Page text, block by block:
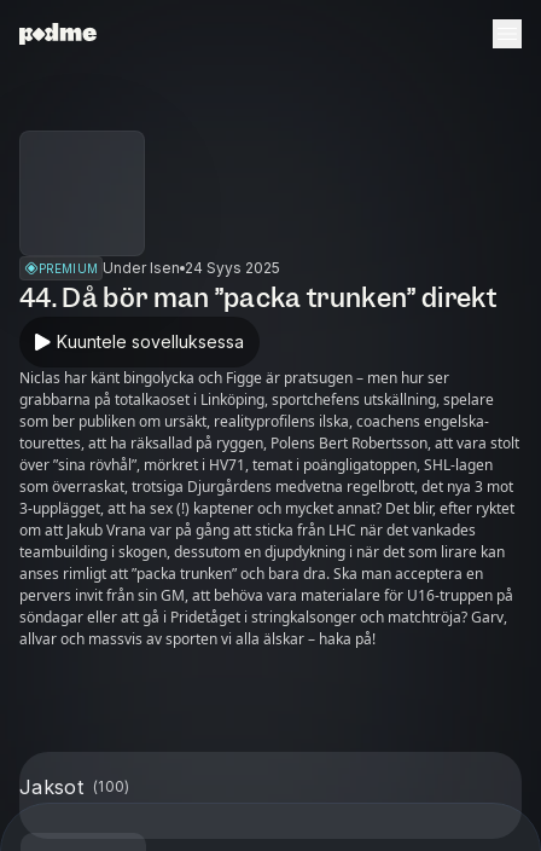
PREMIUM Under Isen 24 Syys 2025
44. Då bör man ”packa trunken” direkt
Kuuntele sovelluksessa
Niclas har känt bingolycka och Figge är pratsugen – men hur ser
grabbarna på totalkaoset i Linköping, sportchefens utskällning, spelare
som ber publiken om ursäkt, realityprofilens ilska, coachens engelska-
tourettes, att ha räksallad på ryggen, Polens Bert Robertsson, att vara stolt
över ”sina rövhål”, mörkret i HV71, temat i poängligatoppen, SHL-lagen
som överraskat, trotsiga Djurgårdens medvetna regelbrott, det nya 3 mot
3-upplägget, att ha sex (!) kaptener och mycket annat? Det blir, efter ryktet
om att Jakub Vrana var på gång att sticka från LHC när det vankades
teambuilding i skogen, dessutom en djupdykning i när det som lirare kan
anses rimligt att ”packa trunken” och bara dra. Ska man acceptera en
pervers invit från sin GM, att behöva vara materialare för U16-truppen på
söndagar eller att gå i Pridetåget i stringkalsonger och matchtröja? Garv,
allvar och massvis av sporten vi alla älskar – haka på!
Jaksot (100)